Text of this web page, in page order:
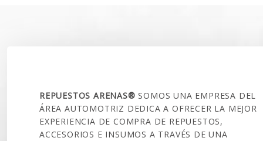
REPUESTOS ARENAS®SOMOS UNA EMPRESA DEL
ÁREA AUTOMOTRIZ DEDICA A OFRECER LA MEJOR
EXPERIENCIA DE COMPRA DE REPUESTOS,
ACCESORIOS E INSUMOS A TRAVÉS DE UNA